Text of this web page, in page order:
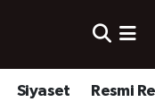
Siyaset Resmi